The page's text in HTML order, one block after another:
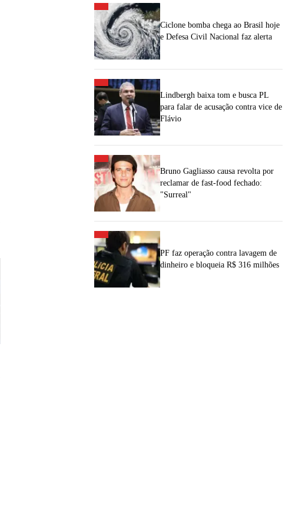
Ciclone bomba chega ao Brasil hoje
e Defesa Civil Nacional faz alerta
Lindbergh baixa tom e busca PL
para falar de acusação contra vice de
Flávio
Bruno Gagliasso causa revolta por
reclamar de fast-food fechado:
"Surreal"
PF faz operação contra lavagem de
dinheiro e bloqueia R$ 316 milhões